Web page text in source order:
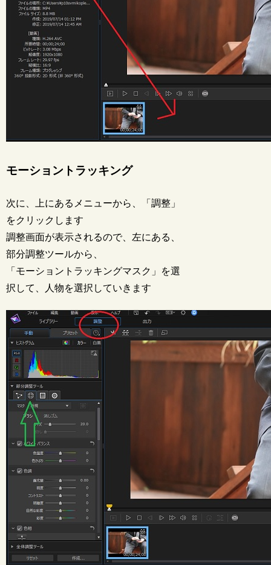
モーショントラッキング
次に、上にあるメニューから、「調整」
をクリックします
調整画面が表示されるので、左にある、
部分調整ツールから、
「モーショントラッキングマスク」を選
択して、人物を選択していきます